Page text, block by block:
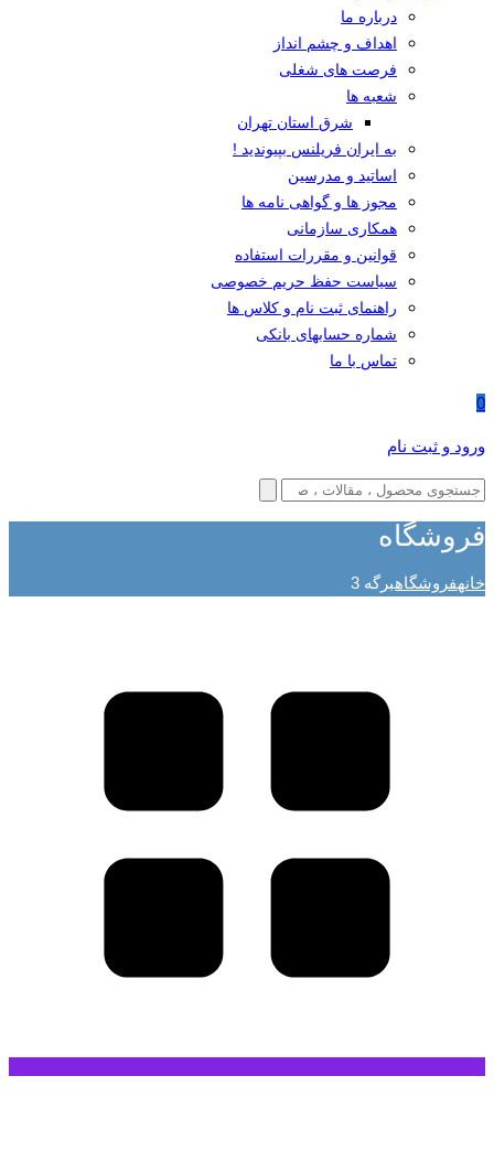
درباره ما
اهداف و چشم انداز
فرصت های شغلی
شعبه ها
شرق استان تهران
به ایران فریلنس بپیوندید !
اساتید و مدرسین
مجوز ها و گواهی نامه ها
همکاری سازمانی
قوانین و مقررات استفاده
سیاست حفظ حریم خصوصی
راهنمای ثبت نام و کلاس ها
شماره حسابهای بانکی
تماس با ما
0
ورود و ثبت نام
فروشگاه
خانهفروشگاهبرگه 3